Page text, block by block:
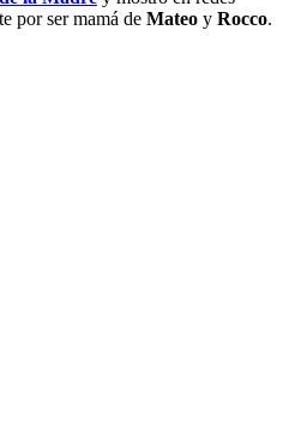
por ser mamá de Mateo y Rocco.